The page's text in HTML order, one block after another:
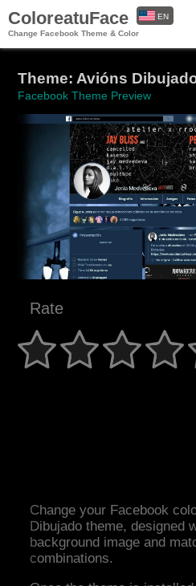
ColoreatuFace
Change Facebook Theme & Color
EN
Theme: Avións
Facebook Theme Preview
Rate
Change your Facebook
Dibujado theme, designed
background image and
combinations.